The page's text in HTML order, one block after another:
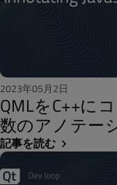
2023年05月2日
QMLをC++に
数のアノテー
記事を読む